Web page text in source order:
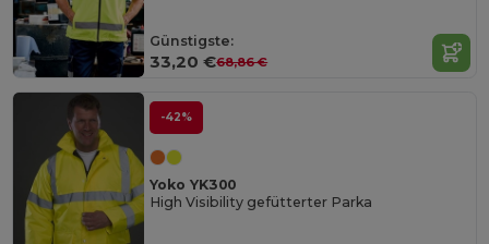
Günstigste:
33,20 €68,86 €
-42%
Yoko YK300
High Visibility gefütterter Parka